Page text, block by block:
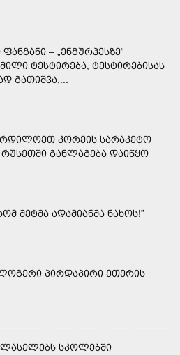
– „ᲔᲜᲒᲣᲠᲰᲔᲡᲖᲔ“
ᲢᲔᲡᲢᲘᲠᲔᲑᲐ, ᲢᲔᲡᲢᲘᲠᲔᲑᲘᲡᲐᲡ
ᲒᲐᲗᲘᲨᲕᲐ,...
ᲙᲝᲠᲔᲘᲡ ᲡᲐᲠᲐᲙᲔᲢᲝ
ᲒᲐᲜᲚᲐᲒᲔᲑᲐ ᲓᲐᲘᲬᲧᲝ
ᲛᲔᲢᲛᲐ ᲐᲓᲐᲛᲘᲐᲜᲛᲐ ᲜᲐᲮᲝᲡ!”
ᲞᲘᲠᲓᲐᲞᲘᲠᲘ ᲔᲗᲔᲠᲘᲡ
ᲡᲙᲝᲚᲔᲑᲨᲘ